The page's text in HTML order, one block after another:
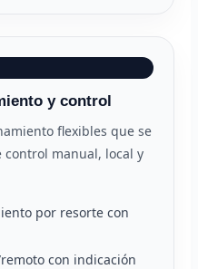
y control
flexibles que se
manual, local y
por resorte con
con indicación